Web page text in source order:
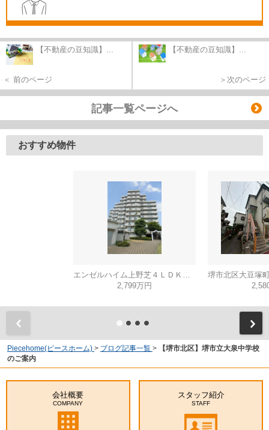
【不動産の豆知識】...
＜ 前のページ
【不動産の豆知識】...
＞次のページ
記事一覧ページへ
おすすめ物件
2,799万円
Piecehome(ピースホーム) > ブログ記事一覧 >
【堺市北区】堺市立大泉中学校
のご案内
会社概要
COMPANY
スタッフ紹介
STAFF